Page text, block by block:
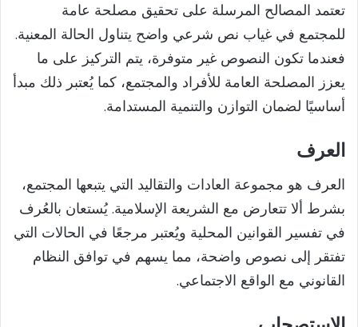
تعتمد المصالح المرسلة على تحقيق مصلحة عامة
للمجتمع في غياب نص شرعي واضح يتناول الحالة المعنية.
فعندما تكون النصوص غير متوفرة، يتم التركيز على ما
يعزز المصلحة العامة للأفراد والمجتمع، كما يُعتبر ذلك مبدأ
أساسيًا لضمان التوازن والتنمية المستدامة.
العرف
العرف هو مجموعة العادات والتقاليد التي يتبعها المجتمع،
بشرط ألا تتعارض مع الشريعة الإسلامية. يُستعان بالعُرف
في تفسير القوانين المحلية ويُعتبر مرجعًا في الحالات التي
تفتقر إلى نصوص واضحة، مما يسهم في توافق النظام
القانوني مع الواقع الاجتماعي.